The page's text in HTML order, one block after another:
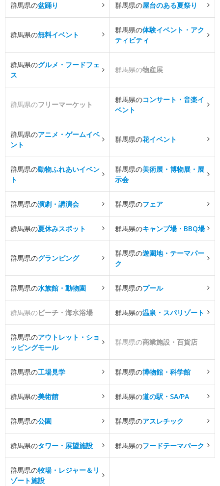
群馬県の盆踊り 群馬県の屋台のある夏祭り
群馬県の無料イベント
群馬県の体験イベント・アク
ティビティ
群馬県のグルメ・フードフェ
ス
群馬県の物産展
群馬県のフリーマーケット
群馬県のコンサート・音楽イ
ベント
群馬県のアニメ・ゲームイベ
ント
群馬県の花イベント
群馬県の動物ふれあいイベン
ト
群馬県の美術展・博物展・展
示会
群馬県の演劇・講演会 群馬県のフェア
群馬県の夏休みスポット 群馬県のキャンプ場・BBQ場
群馬県のグランピング
群馬県の遊園地・テーマパー
ク
群馬県の水族館・動物園 群馬県のプール
群馬県のビーチ・海水浴場 群馬県の温泉・スパリゾート
群馬県のアウトレット・ショ
ッピングモール
群馬県の商業施設・百貨店
群馬県の工場見学 群馬県の博物館・科学館
群馬県の美術館 群馬県の道の駅・SA/PA
群馬県の公園 群馬県のアスレチック
群馬県のタワー・展望施設 群馬県のフードテーマパーク
群馬県の牧場・レジャー＆リ
ゾート施設